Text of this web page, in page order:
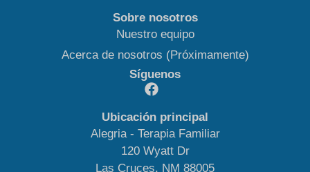
Sobre nosotros
Nuestro equipo
Acerca de nosotros (Próximamente)
Síguenos
Ubicación principal
Alegria - Terapia Familiar
120 Wyatt Dr
Las Cruces, NM 88005